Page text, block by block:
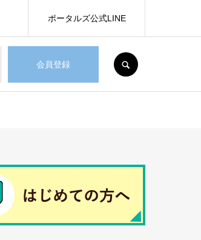
会員登録
ポータルズ公式LINE